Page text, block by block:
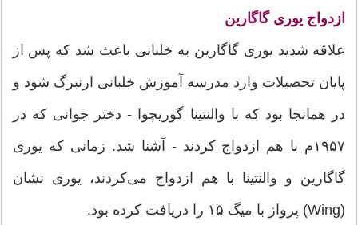
ازدواج یوری گاگارین
علاقه‌ شدید یوری گاگارین به خلبانی باعث شد که پس از
پایان تحصیلات وارد مدرسه‌ آموزش خلبانی ارنبرگ شود و
در همان‎جا بود که با والنتینا گوریچوا - دختر جوانی که در
۱۹۵۷م با هم ازدواج کردند - آشنا شد. زمانی که یوری
گاگارین و والنتینا با هم ازدواج می‌کردند، یوری نشان
(Wing) پرواز با میگ ۱۵ را دریافت کرده بود.